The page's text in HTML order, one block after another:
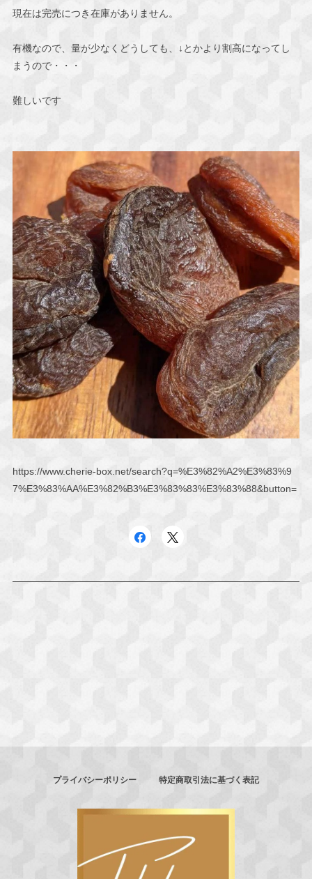
現在は完売につき在庫がありません。
有機なので、量が少なくどうしても、↓とかより割高になってし
まうので・・・
難しいです
https://www.cherie-box.net/search?q=%E3%82%A2%E3%83%9
7%E3%83%AA%E3%82%B3%E3%83%83%E3%83%88&button=
プライバシーポリシー 特定商取引法に基づく表記